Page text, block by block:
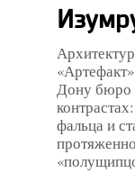
Дону бюро
фальца и